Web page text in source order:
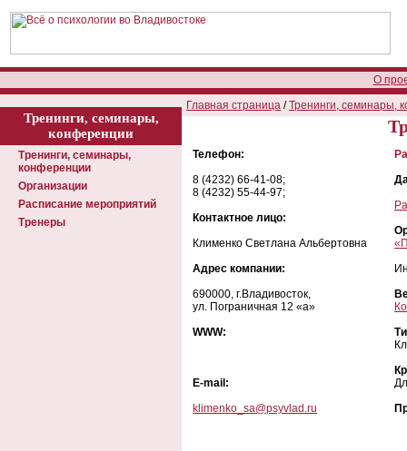
О
Тренинги, семинары,
конференции
Тренинги, семинары,
конференции
Организации
Расписание мероприятий
Тренеры
Главная страница /Тренинги, семинары,
Телефон:
8 (4232) 66-41-08;
8 (4232) 55-44-97;
Контактное лицо:
Клименко Светлана Альбертовна
Адрес компании:
690000, г.Владивосток,
ул. Пограничная 12 «а»
WWW:
E-mail:
klimenko_sa@psyvlad.ru